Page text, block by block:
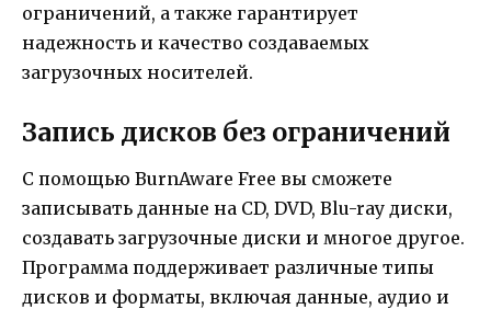
ограничений, а также гарантирует
надежность и качество создаваемых
загрузочных носителей.
Запись дисков без ограничений
С помощью BurnAware Free вы сможете
записывать данные на CD, DVD, Blu-ray диски,
создавать загрузочные диски и многое другое.
Программа поддерживает различные типы
дисков и форматы, включая данные, аудио и